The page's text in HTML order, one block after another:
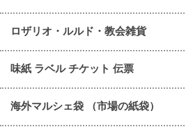
ロザリオ・ルルド・教会雑貨
味紙 ラベル チケット 伝票
海外マルシェ袋 （市場の紙袋）